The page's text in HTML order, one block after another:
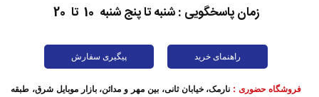
زمان پاسخگویی : شنبه تا پنج شنبه 10 تا 20
راهنمای خرید پیگیری سفارش
فروشگاه حضوری : نارمک، خیابان ثانی، بین مهر و مدائن، بازار موبایل شرق، طبقه